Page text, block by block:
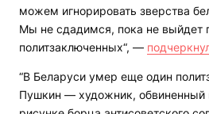
можем игнорировать зверства
Мы не сдадимся, пока не выйдет
политзаключенных“, —
“В Беларуси умер еще один
Пушкин — художник, обвиненный